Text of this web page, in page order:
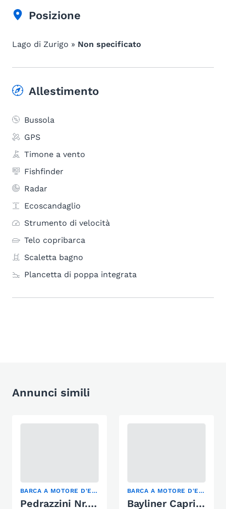
Posizione
Lago di Zurigo » Non specificato
Allestimento
Bussola
GPS
Timone a vento
Fishfinder
Radar
Ecoscandaglio
Strumento di velocità
Telo copribarca
Scaletta bagno
Plancetta di poppa integrata
Annunci simili
BARCA A MOTORE D'EPOCA
Pedrazzini Nr. 511
BARCA A MOTORE D'EPOCA, MOTOSCAFO, SCI NAUTICO
Bayliner Capri 2050SS